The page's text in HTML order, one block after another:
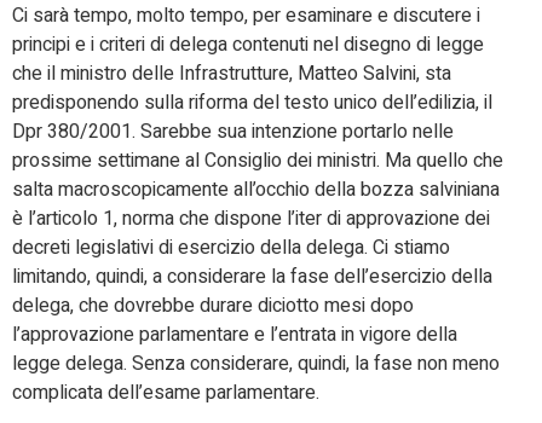
Ci sarà tempo, molto tempo, per esaminare e discutere i
principi e i criteri di delega contenuti nel disegno di legge
che il ministro delle Infrastrutture, Matteo Salvini, sta
predisponendo sulla riforma del testo unico dell’edilizia, il
Dpr 380/2001. Sarebbe sua intenzione portarlo nelle
prossime settimane al Consiglio dei ministri. Ma quello che
salta macroscopicamente all’occhio della bozza salviniana
è l’articolo 1, norma che dispone l’iter di approvazione dei
decreti legislativi di esercizio della delega. Ci stiamo
limitando, quindi, a considerare la fase dell’esercizio della
delega, che dovrebbe durare diciotto mesi dopo
l’approvazione parlamentare e l’entrata in vigore della
legge delega. Senza considerare, quindi, la fase non meno
complicata dell’esame parlamentare.